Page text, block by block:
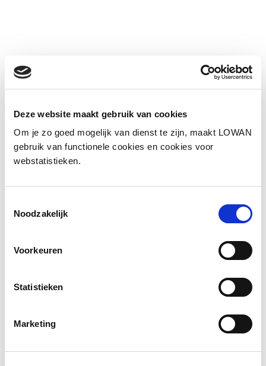
Deze website maakt gebruik van cookies
Om je zo goed mogelijk van dienst te zijn, maakt LOWAN
gebruik van functionele cookies en cookies voor
webstatistieken.
Noodzakelijk
Voorkeuren
Statistieken
Marketing
Auteur: Anne Marije de Goeijen en Yaël
Latuny
Jaar van uitgave:
Bekijk de presentatie